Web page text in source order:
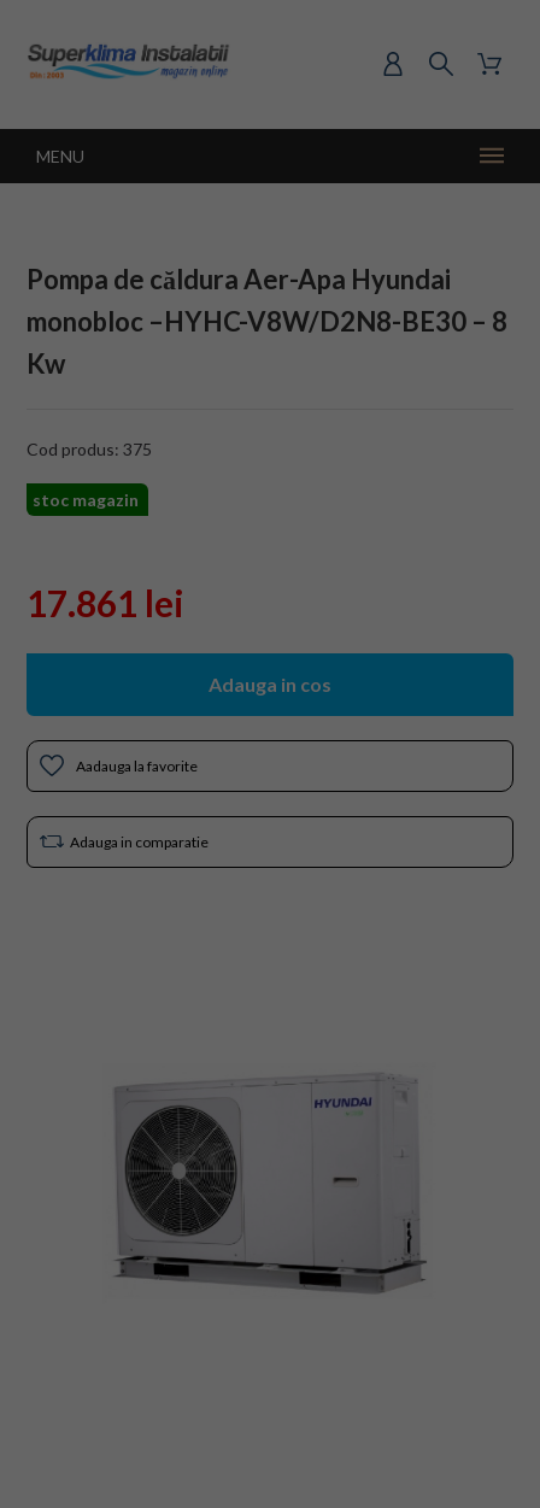
MENU
Pompa de căldura Aer-Apa Hyundai
monobloc –HYHC-V8W/D2N8-BE30 – 8
Kw
Cod produs: 375
stoc magazin
17.861 lei
Adauga in cos
Aadauga la favorite
Adauga in comparatie